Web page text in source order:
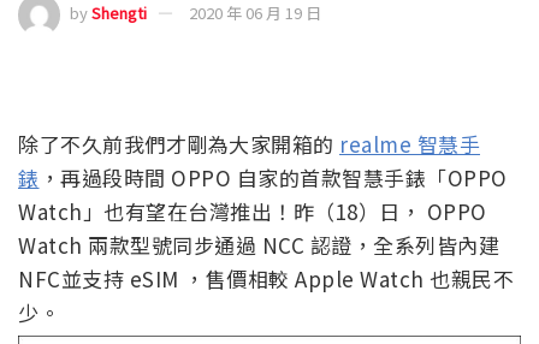
byShengti 2020 年 06 月 19 日
除了不久前我們才剛為大家開箱的 realme 智慧手
錶 ，再過段時間 OPPO 自家的首款智慧手錶「OPPO
Watch」也有望在台灣推出！昨（18）日， OPPO
Watch 兩款型號同步通過 NCC 認證，全系列皆內建
NFC並支持 eSIM ，售價相較 Apple Watch 也親民不
少。